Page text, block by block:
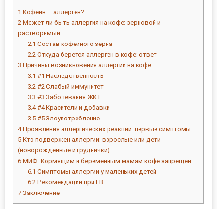
1 Кофеин — аллерген?
2 Может ли быть аллергия на кофе: зерновой и
растворимый
2.1 Состав кофейного зерна
2.2 Откуда берется аллерген в кофе: ответ
3 Причины возникновения аллергии на кофе
3.1 #1 Наследственность
3.2 #2 Слабый иммунитет
3.3 #3 Заболевания ЖКТ
3.4#4 Красители и добавки
3.5 #5 Злоупотребление
4Проявления аллергических реакций: первые симптомы
5 Кто подвержен аллергии: взрослые или дети
(новорожденные и груднички)
6 МИФ: Кормящим и беременным мамам кофе запрещен
6.1 Симптомы аллергии у маленьких детей
6.2 Рекомендации при ГВ
7 Заключение